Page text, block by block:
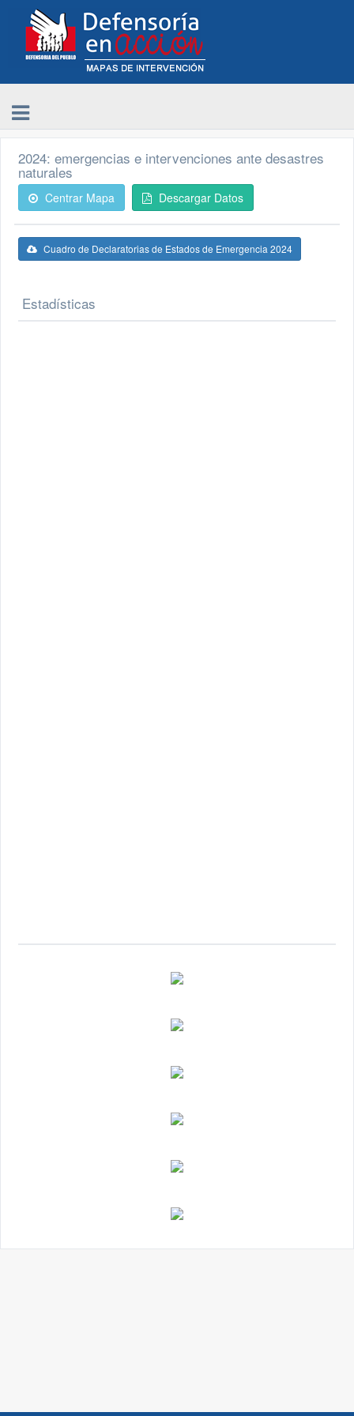
2024: emergencias e intervenciones ante desastres
naturales
Centrar Mapa Descargar Datos
Cuadro de Declaratorias de Estados de Emergencia 2024
Estadísticas